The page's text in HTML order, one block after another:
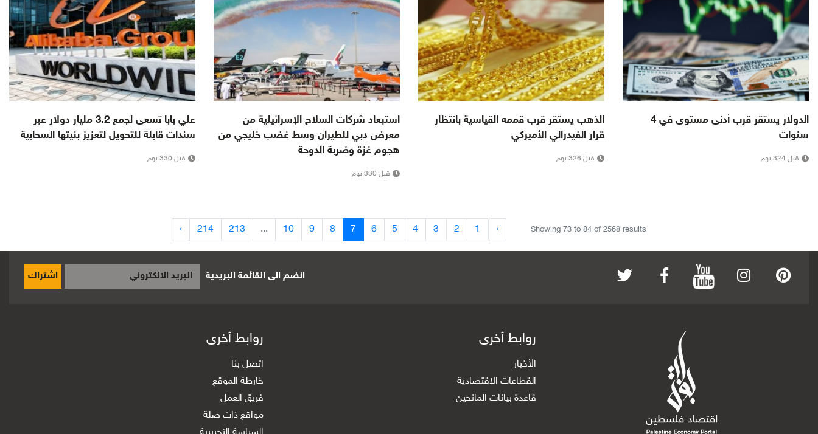
الدولار يستقر قرب أدنى مستوى في 4
سنوات
قبل 324 يوم
الذهب يستقر قرب قممه القياسية بانتظار
قرار الفيدرالي الأميركي
قبل 326 يوم
استبعاد شركات السلاح الإسرائيلية من
معرض دبي للطيران وسط غضب خليجي من
هجوم غزة وضربة الدوحة
قبل 330 يوم
علي بابا تسعى لجمع 3.2 مليار دولار عبر
سندات قابلة للتحويل لتعزيز بنيتها السحابية
قبل 330 يوم
Showing 73to 84of 2568results
‹
1
2
3
4
5
6
7
8
9
10
...
213
214
›
انضم الى القائمة البريدية اشتراك
روابط أخرى
الأخبار
القطاعات الاقتصادية
قاعدة بيانات المانحين
روابط أخرى
اتصل بنا
خارطة الموقع
فريق العمل
مواقع ذات صلة